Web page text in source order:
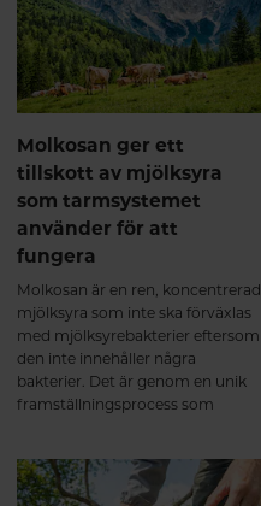
Molkosan ger ett
tillskott av mjölksyra
som tarmsystemet
använder för att
fungera
Molkosan är en ren, koncentrerad
mjölksyra som inte ska förväxlas
med mjölksyrebakterier eftersom
den inte innehåller några
bakterier. Det är genom en unik
framställningsprocess som
förekommer i en välfungerande
mage och tarm.